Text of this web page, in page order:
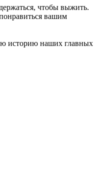
чтобы выжить.
вашим
историю наших главных